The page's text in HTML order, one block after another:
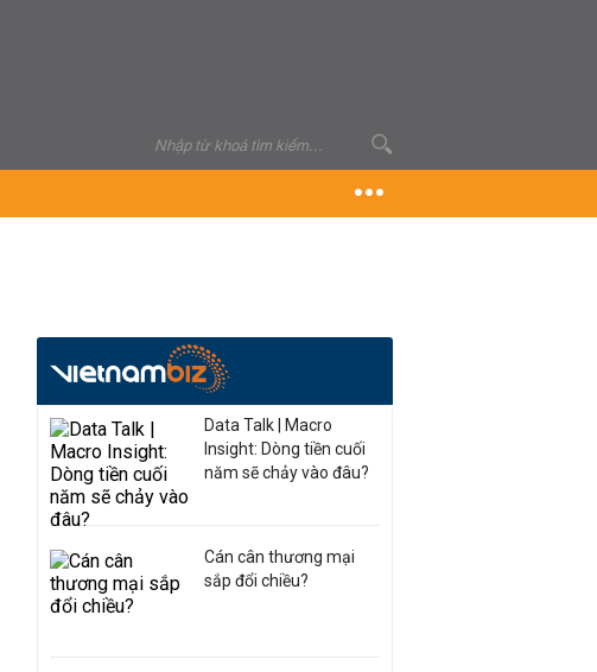
Data Talk | Macro
Insight: Dòng tiền cuối
năm sẽ chảy vào đâu?
Cán cân thương mại
sắp đổi chiều?